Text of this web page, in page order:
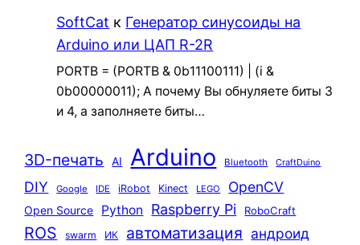
SoftCat к Генератор синусоиды на
Arduino или ЦАП R-2R
PORTB = (PORTB & 0b11100111) | (i &
0b00000011); А почему Вы обнуляете биты 3
и 4, а заполняете биты…
3D-печать AI Arduino Bluetooth CraftDuino
DIY Google IDE iRobot Kinect LEGO OpenCV
Open Source Python Raspberry Pi RoboCraft
ROS swarm ИК автоматизация андроид